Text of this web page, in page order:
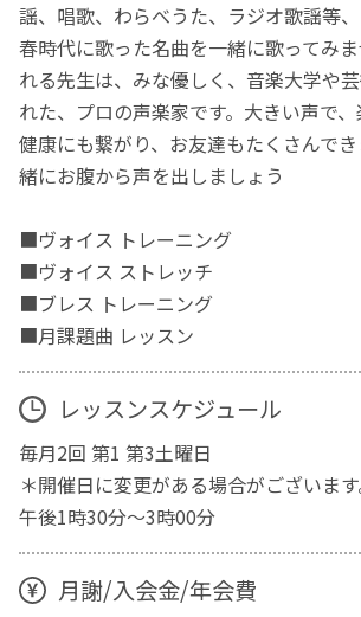
謡、唱歌、わらべうた、ラジオ歌謡等
春時代に歌った名曲を一緒に歌ってみ
れる先生は、みな優しく、音楽大学や
れた、プロの声楽家です。大きい声で
健康にも繋がり、お友達もたくさんで
緒にお腹から声を出しましょう
■ヴォイス トレーニング
■ヴォイス ストレッチ
■ブレス トレーニング
■月課題曲 レッスン
レッスンスケジュール
毎月2回 第1 第3土曜日
＊開催日に変更がある場合がございます
午後1時30分～3時00分
月謝/入会金/年会費